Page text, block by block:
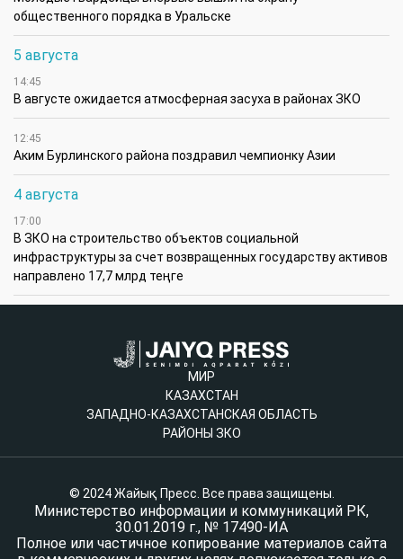
общественного порядка в Уральске
5 августа
14:45
В августе ожидается атмосферная засуха в районах ЗКО
12:45
Аким Бурлинского района поздравил чемпионку Азии
4 августа
17:00
В ЗКО на строительство объектов социальной
инфраструктуры за счет возвращенных государству активов
направлено 17,7 млрд теңге
МИР
КАЗАХСТАН
ЗАПАДНО-КАЗАХСТАНСКАЯ ОБЛАСТЬ
РАЙОНЫ ЗКО
© 2024 Жайық Пресс. Все права защищены.
Министерство информации и коммуникаций РК,
30.01.2019 г., № 17490-ИА
Полное или частичное копирование материалов сайта